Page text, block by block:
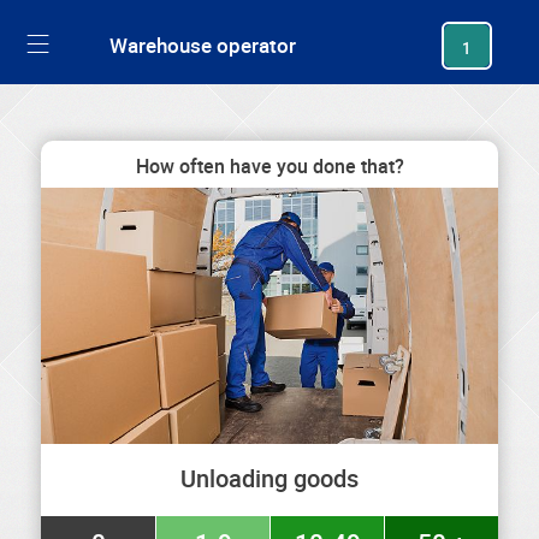
Warehouse operator 1
How often have you done that?
Unloading goods